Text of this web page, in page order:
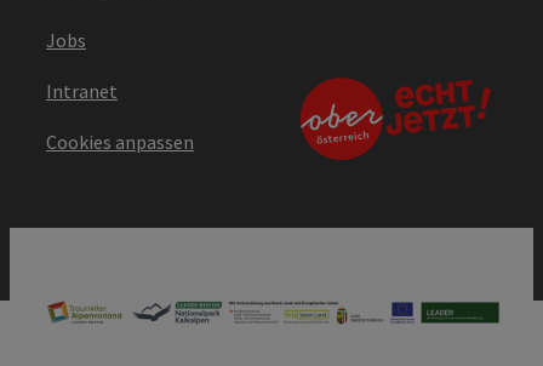
Jobs
Intranet
Cookies anpassen